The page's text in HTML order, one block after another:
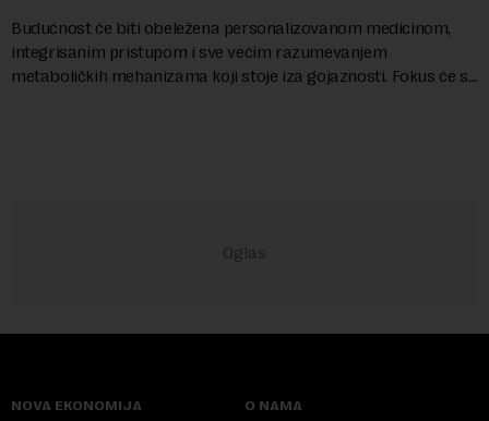
Budućnost će biti obeležena personalizovanom medicinom,
integrisanim pristupom i sve većim razumevanjem
metaboličkih mehanizama koji stoje iza gojaznosti. Fokus će se
NOVA EKONOMIJA O NAMA